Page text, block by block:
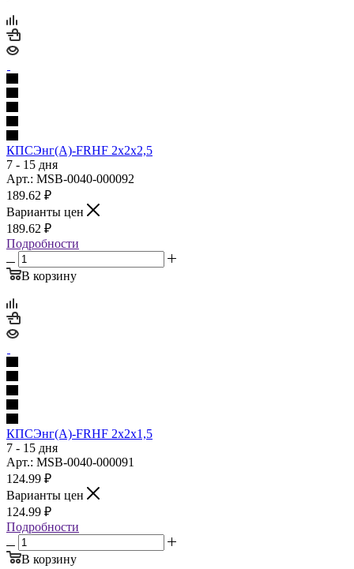
КПСЭнг(А)-FRHF 2х2х2,5
7 - 15 дня
Арт.: MSB-0040-000092
189.62 ₽
Варианты цен
189.62 ₽
Подробности
В корзину
КПСЭнг(А)-FRHF 2х2х1,5
7 - 15 дня
Арт.: MSB-0040-000091
124.99 ₽
Варианты цен
124.99 ₽
Подробности
В корзину